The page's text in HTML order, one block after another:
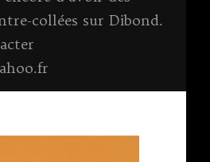
collées sur Dibond.